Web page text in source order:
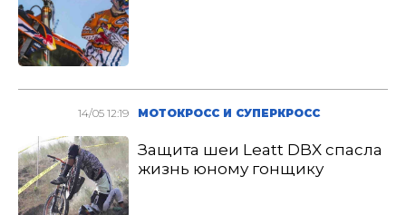
14/05 12:19 МОТОКРОСС И СУПЕРКРОСС
Защита шеи Leatt DBX спасла
жизнь юному гонщику